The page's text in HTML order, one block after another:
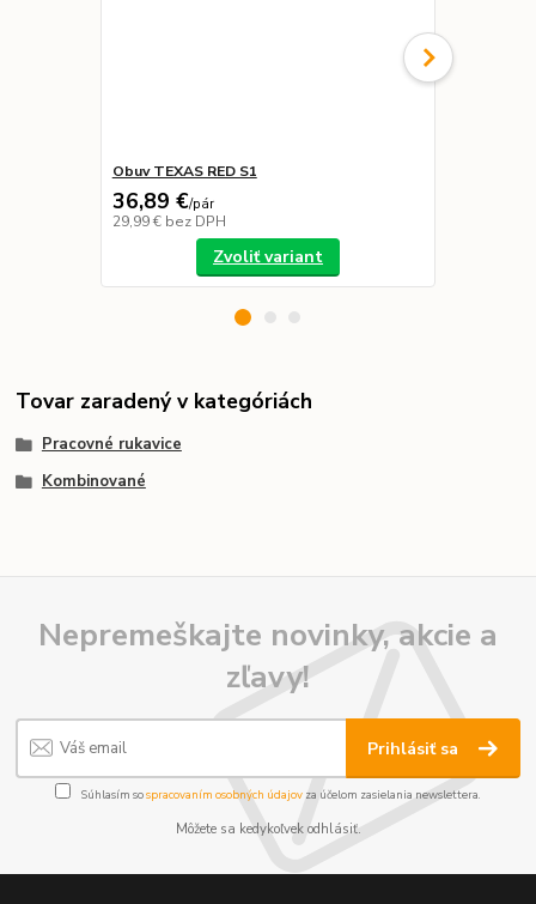
Obuv TEXAS RED S1
36,89 €/pár
29,99 € bez DPH
Zvoliť variant
Tovar zaradený v kategóriách
Pracovné rukavice
Kombinované
Nepremeškajte novinky, akcie a
zľavy!
Prihlásiť sa
Súhlasím sospracovaním osobných údajov za účelom zasielania newslettera.
Môžete sa kedykoľvek odhlásiť.